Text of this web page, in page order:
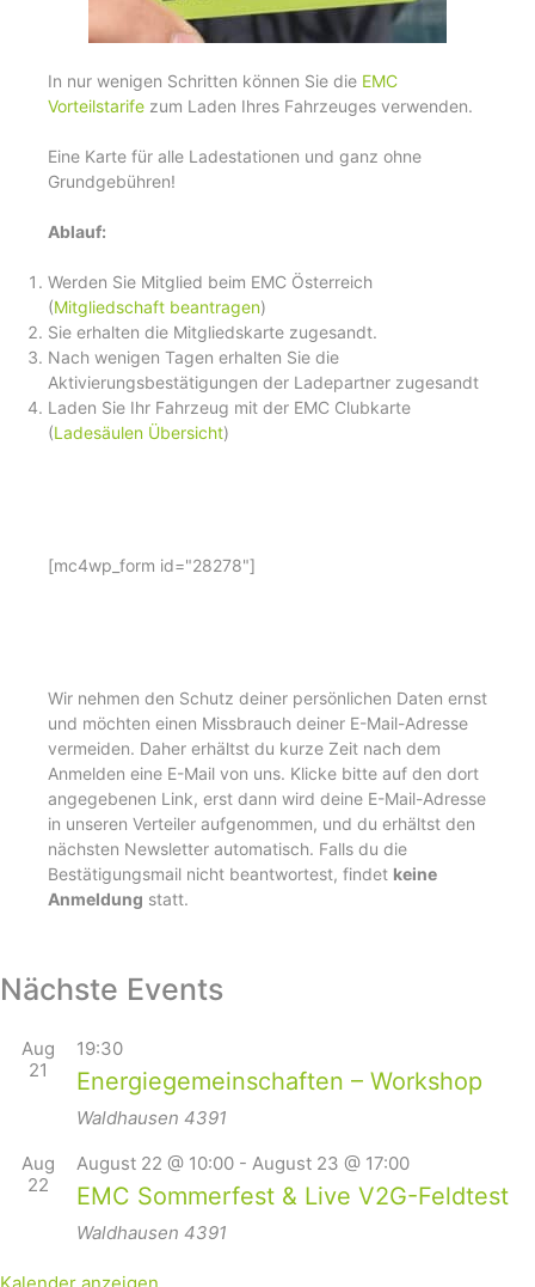
In nur wenigen Schritten können Sie die EMC
Vorteilstarife zum Laden Ihres Fahrzeuges verwenden.
Eine Karte für alle Ladestationen und ganz ohne
Grundgebühren!
Ablauf:
Werden Sie Mitglied beim EMC Österreich
(Mitgliedschaft beantragen)
Sie erhalten die Mitgliedskarte zugesandt.
Nach wenigen Tagen erhalten Sie die
Aktivierungsbestätigungen der Ladepartner zugesandt
Laden Sie Ihr Fahrzeug mit der EMC Clubkarte
(Ladesäulen Übersicht)
[mc4wp_form id="28278"]
Wir nehmen den Schutz deiner persönlichen Daten ernst
und möchten einen Missbrauch deiner E-Mail-Adresse
vermeiden. Daher erhältst du kurze Zeit nach dem
Anmelden eine E-Mail von uns. Klicke bitte auf den dort
angegebenen Link, erst dann wird deine E-Mail-Adresse
in unseren Verteiler aufgenommen, und du erhältst den
nächsten Newsletter automatisch. Falls du die
Bestätigungsmail nicht beantwortest, findet keine
Anmeldung statt.
Nächste Events
Aug
21
19:30
Energiegemeinschaften – Workshop
Waldhausen 4391
Aug
22
August 22 @ 10:00 - August 23 @ 17:00
EMC Sommerfest & Live V2G-Feldtest
Waldhausen 4391
Kalender anzeigen